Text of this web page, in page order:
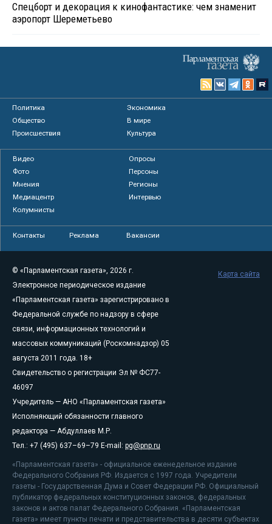
Спецборт и декорация к кинофантастике: чем знаменит
аэропорт Шереметьево
Политика
Экономика
Общество
В мире
Происшествия
Культура
Видео
Опросы
Фото
Персоны
Мнения
Регионы
Медиацентр
Интервью
Колумнисты
Контакты Реклама Вакансии
© «Парламентская газета», 2026 г.
Электронное периодическое издание
«Парламентская газета» зарегистрировано в
Федеральной службе по надзору в сфере
связи, информационных технологий и
массовых коммуникаций (Роскомнадзор) 05
августа 2011 года. 18+
Свидетельство о регистрации Эл № ФС77-
46097
Учредитель — АНО «Парламентская газета»
Исполняющий обязанности главного
редактора — Абдуллаев М.Р.
Тел.: +7 (495) 637–69–79 E-mail: pg@pnp.ru
«Парламентская газета» - официальное еженедельное издание
Федерального Собрания РФ. Издается с 1997 года. Учредители
газеты - Государственная Дума и Совет Федерации РФ. Официальный
публикатор федеральных конституционных законов, федеральных
законов и актов палат Федерального Собрания. «Парламентская
газета» имеет пункты печати и представительства в десяти субъектах
Карта сайта